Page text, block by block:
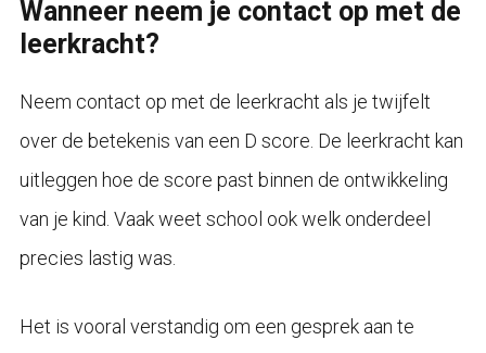
Wanneer neem je contact op met de
leerkracht?
Neem contact op met de leerkracht als je twijfelt
over de betekenis van een D score. De leerkracht kan
uitleggen hoe de score past binnen de ontwikkeling
van je kind. Vaak weet school ook welk onderdeel
precies lastig was.
Het is vooral verstandig om een gesprek aan te